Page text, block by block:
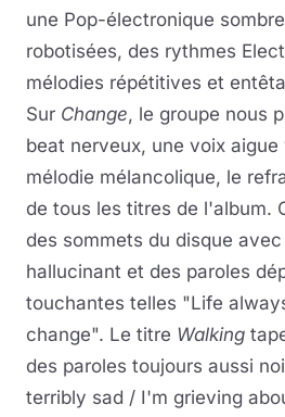
une Pop-électronique
robotisées, des rythmes
mélodies répétitives et
Sur Change, le groupe nous
beat nerveux, une voix
mélodie mélancolique, le
de tous les titres de l'album.
des sommets du disque
hallucinant et des paroles
touchantes telles "Life
change". Le titre Walking
des paroles toujours aussi
terribly sad / I'm grieving